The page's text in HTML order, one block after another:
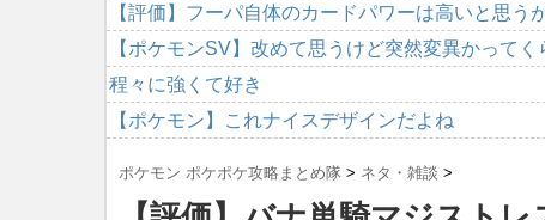
【評価】フーパ自体のカードパワーは高いと思う
【ポケモンSV】改めて思うけど突然変異かって
程々に強くて好き
【ポケモン】これナイスデザインだよね
ポケモン ポケポケ攻略まとめ隊 > ネタ・雑談 >